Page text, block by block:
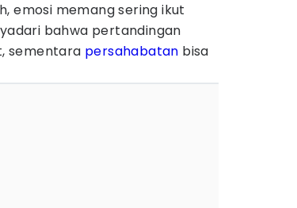
emosi memang sering ikut
bahwa pertandingan
sementara persahabatan bisa